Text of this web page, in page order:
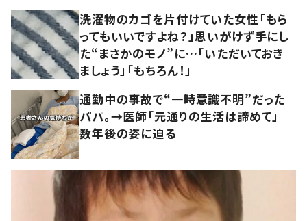
洗濯物のカゴを片付けていた女性「もら
ってもいいですよね？」思いがけず手にし
た“まさかのモノ”に…「いただいておき
ましょう」「もちろん！」
通勤中の事故で“一時意識不明”だった
パパ。→医師「元通りの生活は諦めて」
数年後の姿に迫る